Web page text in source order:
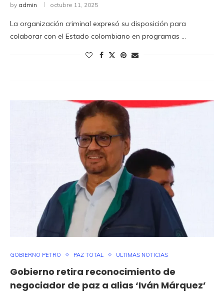
by admin octubre 11, 2025
La organización criminal expresó su disposición para
colaborar con el Estado colombiano en programas …
GOBIERNO PETRO PAZ TOTAL ULTIMAS NOTICIAS
Gobierno retira reconocimiento de
negociador de paz a alias ‘Iván Márquez’